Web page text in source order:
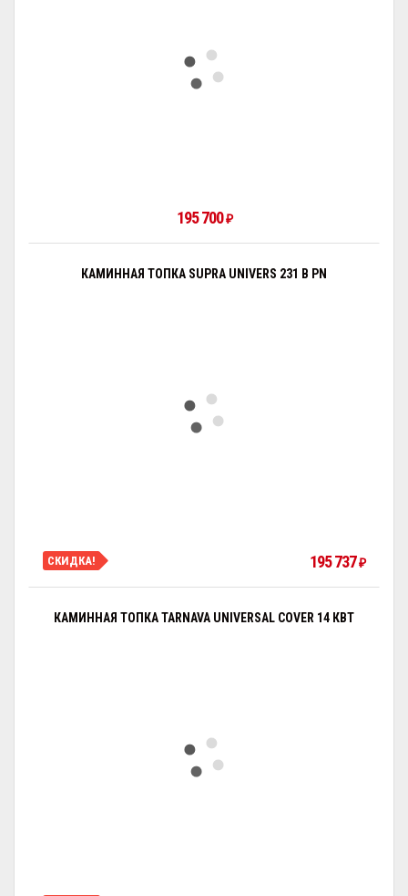
195 700₽
КАМИННАЯ ТОПКА SUPRA UNIVERS 231 B PN
СКИДКА! 195 737₽
КАМИННАЯ ТОПКА TARNAVA UNIVERSAL COVER 14 КВТ